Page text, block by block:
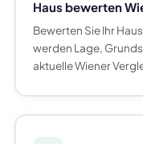
Haus bewerten
Bewerten Sie Ihr
werden Lage,
aktuelle Wiener